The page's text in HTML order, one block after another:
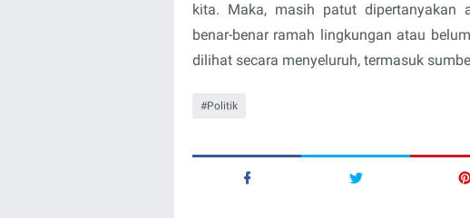
kita. Maka, masih patut dipertanyakan
benar-benar ramah lingkungan atau
dilihat secara menyeluruh, termasuk
Politik